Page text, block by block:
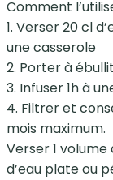
Comment
1. Verser 20 cl
une casserole
2. Porter à
3. Infuser 1h à
4. Filtrer et
mois maximum.
Verser 1
d’eau plate ou